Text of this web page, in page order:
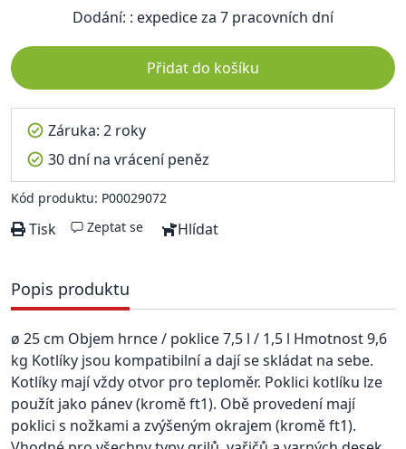
Dodání: : expedice za 7 pracovních dní
Přidat do košíku
Záruka: 2 roky
30 dní na vrácení peněz
Kód produktu: P00029072
Tisk Zeptat se Hlídat
Popis produktu
ø 25 cm Objem hrnce / poklice 7,5 l / 1,5 l Hmotnost 9,6
kg Kotlíky jsou kompatibilní a dají se skládat na sebe.
Kotlíky mají vždy otvor pro teploměr. Poklici kotlíku lze
použít jako pánev (kromě ft1). Obě provedení mají
poklici s nožkami a zvýšeným okrajem (kromě ft1).